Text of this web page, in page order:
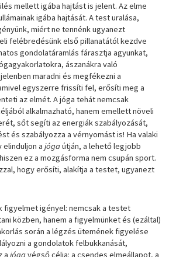
mellett igába hajtást is jelent. Az elme
igába hajtását. A test uralása,
miért ne tennénk ugyanezt
felébredésünk első pillanatától kezdve
gondolatáramlás fárasztja agyunkat,
ászanákra való
maradni és megfékezni a
egyszerre frissíti fel, erősíti meg a
az elmét. A jóga tehát nemcsak
alkalmazható, hanem emellett növeli
sőt segíti az energiák szabályozását,
és szabályozza a vérnyomást is! Ha valaki
elinduljon ajógaútján, a lehető legjobb
ez a mozgásforma nem csupán sport.
hogy erősíti, alakítja a testet, ugyanezt
figyelmet igényel: nemcsak a testet
közben, hanem a figyelmünket és (ezáltal)
során a légzés ütemének figyelése
a gondolatok felbukkanását,
ajógavégső célja: a csendes elmeállapot, a